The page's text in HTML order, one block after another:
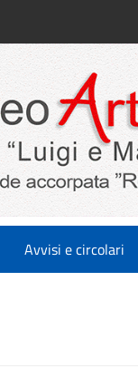
Avvisi e circolari